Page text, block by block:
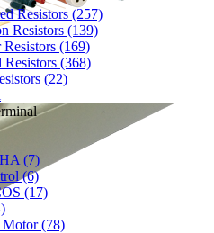
Resistors (257)
Resistors (139)
(169)
Resistors (368)
(22)
(7)
(6)
(17)
(78)